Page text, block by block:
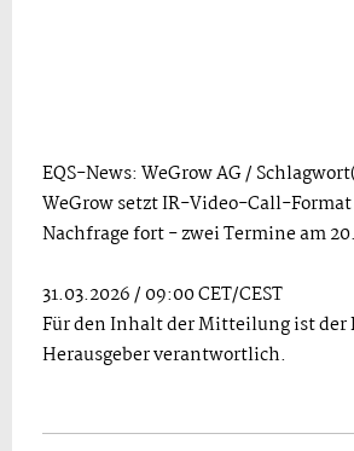
EQS-News: WeGrow AG /
WeGrow setzt IR-Video-Call-
Nachfrage fort - zwei Termine am
31.03.2026 / 09:00 CET/CEST
Für den Inhalt der Mitteilung ist
Herausgeber verantwortlich.